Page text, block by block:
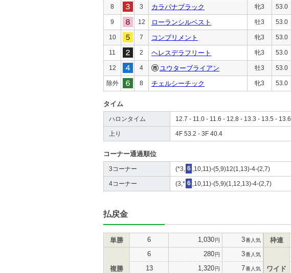
8 3 カラパナブラック 牝3 53.0
9 12 ローランシルベスト 牡3 53.0
10 7 コンプリメント 牝3 53.0
11 2 ヘレスデラフリート 牝3 53.0
12 4 ユウターブライアン 牡3 53.0
除外 8 チェルシーチック 牝3 53.0
タイム
ハロンタイム 12.7 - 11.0 - 11.6 - 12.8 - 13.3 - 13.5 - 13.6
上り 4F 53.2 - 3F 40.4
コーナー通過順位
3コーナー (*3, 6 ,10,11)-(5,9)12(1,13)-4-(2,7)
4コーナー (3,* 6 ,10,11)-(5,9)(1,12,13)-4-(2,7)
払戻金
単勝 6 1,030円 3番人気
複勝
6 280円 3番人気
13 1,320円 7番人気
枠連
ワイド